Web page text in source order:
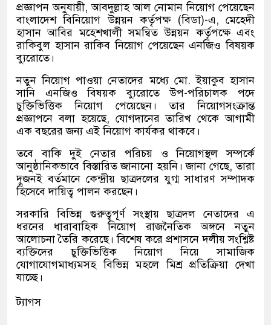
প্রজ্ঞাপন অনুযায়ী, আবদুল্লাহ আল নোমান নিয়োগ পেয়েছেন
বাংলাদেশ বিনিয়োগ উন্নয়ন কর্তৃপক্ষ (বিডা)-এ, মেহেদী
হাসান আবির মহেশখালী সমন্বিত উন্নয়ন কর্তৃপক্ষে এবং
রাকিবুল হাসান রাকিব নিয়োগ পেয়েছেন এনজিও বিষয়ক
ব্যুরোতে।
নতুন নিয়োগ পাওয়া নেতাদের মধ্যে মো. ইয়াকুব হাসান
সানি এনজিও বিষয়ক ব্যুরোতে উপ-পরিচালক পদে
চুক্তিভিত্তিক নিয়োগ পেয়েছেন। তার নিয়োগসংক্রান্ত
প্রজ্ঞাপনে বলা হয়েছে, যোগদানের তারিখ থেকে আগামী
এক বছরের জন্য এই নিয়োগ কার্যকর থাকবে।
তবে বাকি দুই নেতার পরিচয় ও নিয়োগস্থল সম্পর্কে
আনুষ্ঠানিকভাবে বিস্তারিত জানানো হয়নি। জানা গেছে, তারা
দুজনই বর্তমানে কেন্দ্রীয় ছাত্রদলের যুগ্ম সাধারণ সম্পাদক
হিসেবে দায়িত্ব পালন করছেন।
সরকারি বিভিন্ন গুরুত্বপূর্ণ সংস্থায় ছাত্রদল নেতাদের এ
ধরনের ধারাবাহিক নিয়োগ রাজনৈতিক অঙ্গনে নতুন
আলোচনা তৈরি করেছে। বিশেষ করে প্রশাসনে দলীয় সংশ্লিষ্ট
ব্যক্তিদের চুক্তিভিত্তিক নিয়োগ নিয়ে সামাজিক
যোগাযোগমাধ্যমসহ বিভিন্ন মহলে মিশ্র প্রতিক্রিয়া দেখা
যাচ্ছে।
ট্যাগস